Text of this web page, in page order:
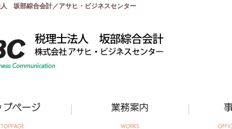
坂部綜合会計／アサヒ・ビジネスセンター